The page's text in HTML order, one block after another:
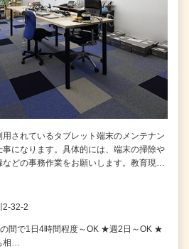
されているタブレット端末のメンテナン
事になります。具体的には、端末の掃除や
などの事務作業をお願いします。教育現…
2-32-2
間で1日4時間程度～OK ★週2日～OK ★
相…